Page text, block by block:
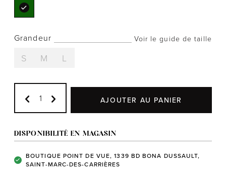
Notre histoire
Politique de confidentialité
Politiques et conditions d'achats
Grandeur Voir le guide de taille
S M L
AJOUTER AU PANIER
DISPONIBILITÉ EN MAGASIN
BOUTIQUE POINT DE VUE, 1339 BD BONA DUSSAULT,
SAINT-MARC-DES-CARRIÈRES